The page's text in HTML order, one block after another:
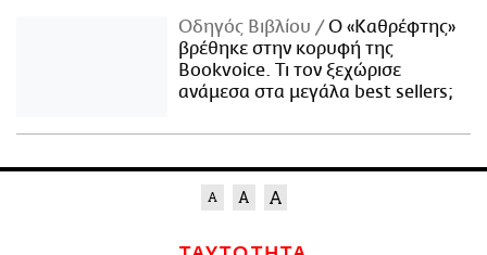
Οδηγός Βιβλίου
Ο «Καθρέφτης»
βρέθηκε στην κορυφή της
Bookvoice. Τι τον ξεχώρισε
ανάμεσα στα μεγάλα best sellers;